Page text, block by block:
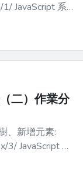
系
二）作業分
、新增元素:
系
加上 onclick 事